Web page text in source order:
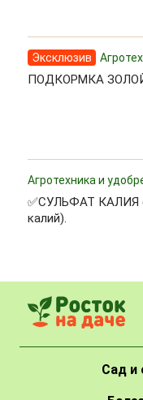
Эксклюзив
ПОДКОРМКА
Агротехника и
✅СУЛЬФАТ КАЛИЯ
калий).
Сад и